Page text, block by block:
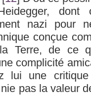
nazi pour
conçue
Terre, de ce
complicité
lui une
pas la valeur